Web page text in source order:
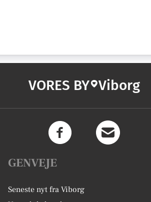
VORES BY Viborg
GENVEJE
Seneste nyt fra Viborg